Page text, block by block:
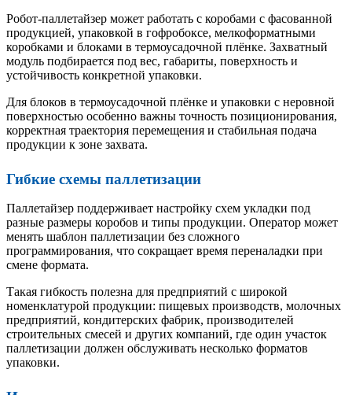
Робот-паллетайзер может работать с коробами с фасованной
продукцией, упаковкой в гофробоксе, мелкоформатными
коробками и блоками в термоусадочной плёнке. Захватный
модуль подбирается под вес, габариты, поверхность и
устойчивость конкретной упаковки.
Для блоков в термоусадочной плёнке и упаковки с неровной
поверхностью особенно важны точность позиционирования,
корректная траектория перемещения и стабильная подача
продукции к зоне захвата.
Гибкие схемы паллетизации
Паллетайзер поддерживает настройку схем укладки под
разные размеры коробов и типы продукции. Оператор может
менять шаблон паллетизации без сложного
программирования, что сокращает время переналадки при
смене формата.
Такая гибкость полезна для предприятий с широкой
номенклатурой продукции: пищевых производств, молочных
предприятий, кондитерских фабрик, производителей
строительных смесей и других компаний, где один участок
паллетизации должен обслуживать несколько форматов
упаковки.